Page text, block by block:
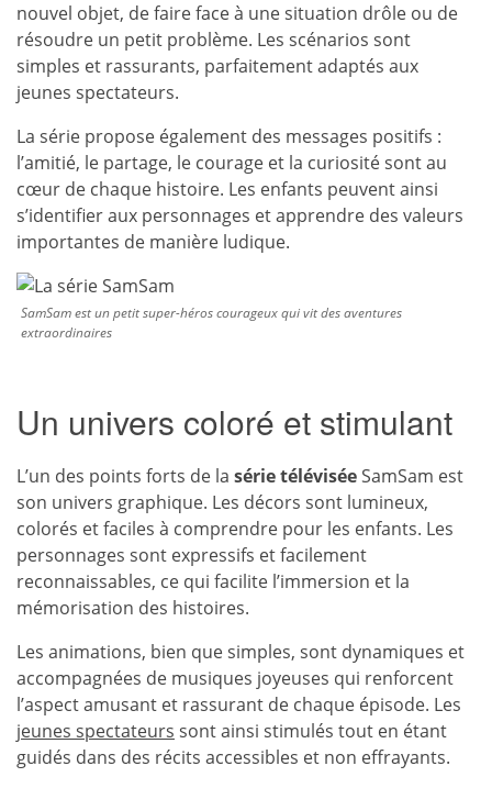
nouvel objet, de faire face à une situation drôle ou de
résoudre un petit problème. Les scénarios sont
simples et rassurants, parfaitement adaptés aux
jeunes spectateurs.
La série propose également des messages positifs :
l’amitié, le partage, le courage et la curiosité sont au
cœur de chaque histoire. Les enfants peuvent ainsi
s’identifier aux personnages et apprendre des valeurs
importantes de manière ludique.
SamSam est un petit super-héros courageux qui vit des aventures
extraordinaires
Un univers coloré et stimulant
L’un des points forts de la série téléviséeSamSam est
son univers graphique. Les décors sont lumineux,
colorés et faciles à comprendre pour les enfants. Les
personnages sont expressifs et facilement
reconnaissables, ce qui facilite l’immersion et la
mémorisation des histoires.
Les animations, bien que simples, sont dynamiques et
accompagnées de musiques joyeuses qui renforcent
l’aspect amusant et rassurant de chaque épisode. Les
jeunes spectateurs sont ainsi stimulés tout en étant
guidés dans des récits accessibles et non effrayants.